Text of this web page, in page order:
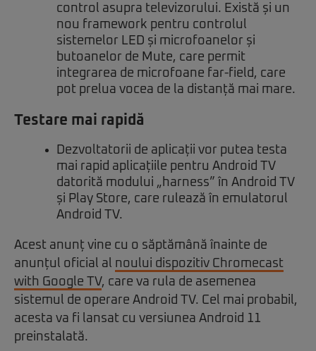
control asupra televizorului. Există și un
nou framework pentru controlul
sistemelor LED și microfoanelor și
butoanelor de Mute, care permit
integrarea de microfoane far-field, care
pot prelua vocea de la distanță mai mare.
Testare mai rapidă
Dezvoltatorii de aplicații vor putea testa
mai rapid aplicațiile pentru Android TV
datorită modului „harness” în Android TV
și Play Store, care rulează în emulatorul
Android TV.
Acest anunț vine cu o săptămână înainte de
anunțul oficial al noului dispozitiv Chromecast
with Google TV, care va rula de asemenea
sistemul de operare Android TV. Cel mai probabil,
acesta va fi lansat cu versiunea Android 11
preinstalată.